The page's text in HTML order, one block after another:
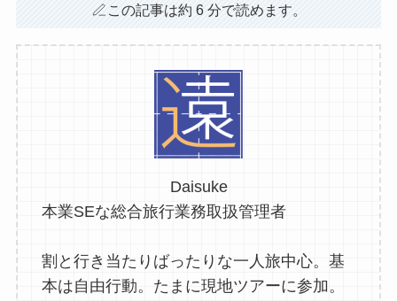
この記事は約 6 分で読めます。
Daisuke
本業SEな総合旅行業務取扱管理者
割と行き当たりばったりな一人旅中心。基
本は自由行動。たまに現地ツアーに参加。